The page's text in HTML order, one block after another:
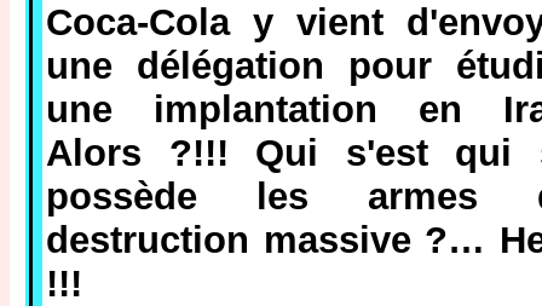
Coca-Cola y vient
une délégation pour
une implantation en
Alors ?!!! Qui s'est qui
possède les armes
destruction massive ?…
!!!